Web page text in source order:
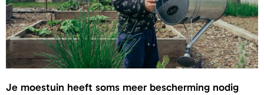
Je moestuin heeft soms meer bescherming nodig